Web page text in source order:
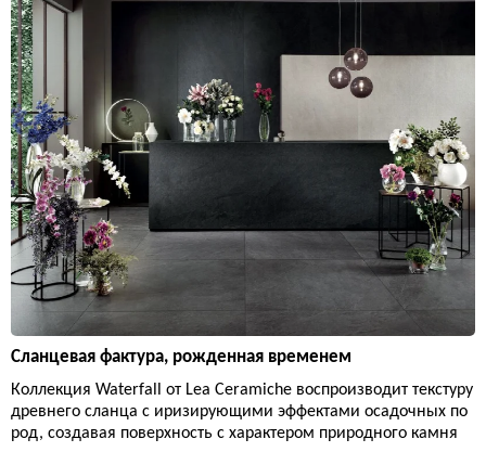
Сланцевая фактура, рожденная временем
Коллекция Waterfall от Lea Ceramiche воспроизводит текстуру
древнего сланца с иризирующими эффектами осадочных по
род, создавая поверхность с характером природного камня